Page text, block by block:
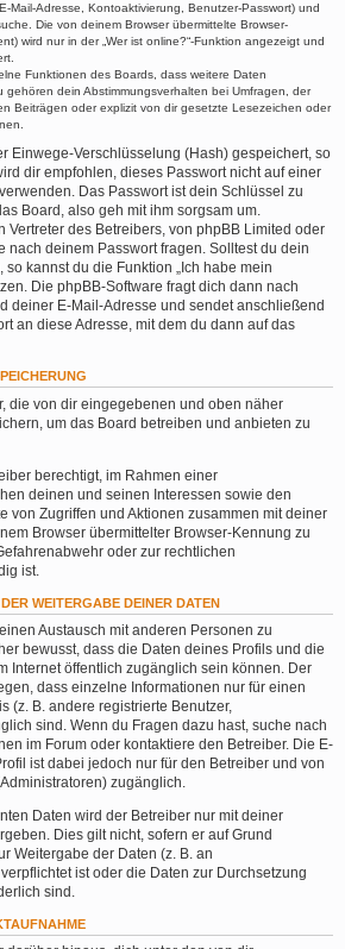
Mail-Adresse, Kontoaktivierung, Benutzer-Passwort) und
Die von deinem Browser übermittelte Browser-
wird nur in der „Wer ist online?“-Funktion angezeigt und
Funktionen des Boards, dass weitere Daten
gehören dein Abstimmungsverhalten bei Umfragen, der
Beiträgen oder explizit von dir gesetzte Lesezeichen oder
Einwege-Verschlüsselung (Hash) gespeichert, so
dir empfohlen, dieses Passwort nicht auf einer
Das Passwort ist dein Schlüssel zu
Board, also geh mit ihm sorgsam um.
Vertreter des Betreibers, von phpBB Limited oder
nach deinem Passwort fragen. Solltest du dein
so kannst du die Funktion „Ich habe mein
Die phpBB-Software fragt dich dann nach
deiner E-Mail-Adresse und sendet anschließend
an diese Adresse, mit dem du dann auf das
die von dir eingegebenen und oben näher
um das Board betreiben und anbieten zu
berechtigt, im Rahmen einer
deinen und seinen Interessen sowie den
von Zugriffen und Aktionen zusammen mit deiner
Browser übermittelter Browser-Kennung zu
oder zur rechtlichen
ist.
WEITERGABE DEINER DATEN
Austausch mit anderen Personen zu
bewusst, dass die Daten deines Profils und die
Internet öffentlich zugänglich sein können. Der
dass einzelne Informationen nur für einen
(z. B. andere registrierte Benutzer,
sind. Wenn du Fragen dazu hast, suche nach
im Forum oder kontaktiere den Betreiber. Die E-
ist dabei jedoch nur für den Betreiber und von
zugänglich.
Daten wird der Betreiber nur mit deiner
Dies gilt nicht, sofern er auf Grund
Weitergabe der Daten (z. B. an
ist oder die Daten zur Durchsetzung
sind.